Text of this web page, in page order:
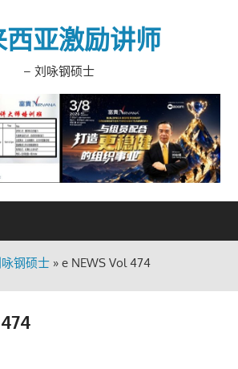
西亚激励讲师
– 刘咏钢硕士
钢硕士 » e NEWS Vol 474